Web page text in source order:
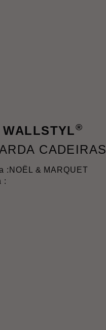
WALLSTYL®
CADEIRAS
: NOËL & MARQUET
: